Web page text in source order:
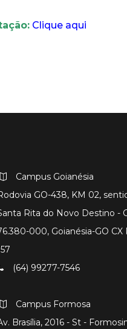
Clique aqui
Campus Goianésia
GO-438, KM 02,
Rita do Novo Destino -
000, Goianésia-GO CX
(64) 99277-7546
Campus Formosa
Brasília, 2016 - St -